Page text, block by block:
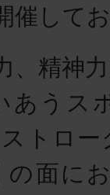
催して
、精神
あうス
トロー
面に